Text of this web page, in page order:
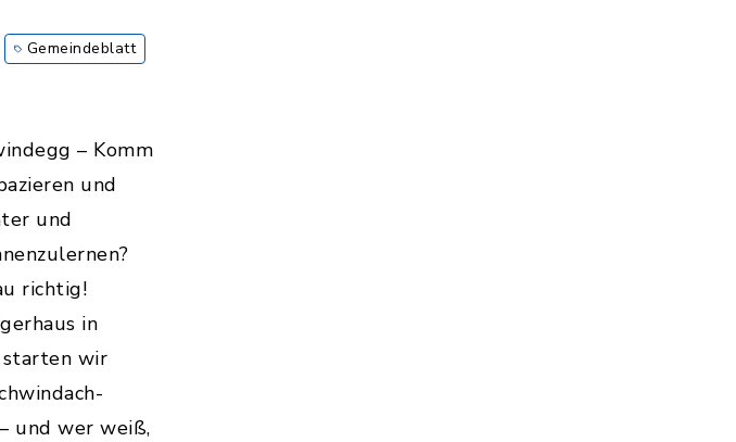
Gemeindeblatt
– Komm
und
und
richtig!
in
starten wir
und wer weiß,